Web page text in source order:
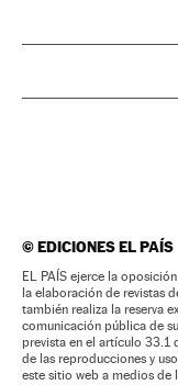
©EDICIONES EL PAÍS
EL PAÍS ejerce la
la elaboración de revistas
también realiza la reserva
comunicación pública de
prevista en el artículo 33.1
de las reproducciones y
este sitio web a medios de